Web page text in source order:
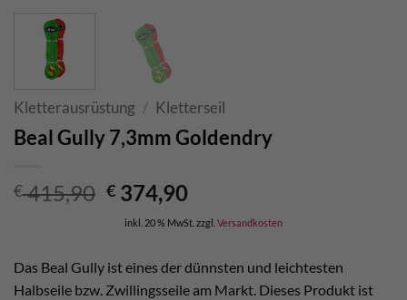
Kletterausrüstung / Kletterseil
Beal Gully 7,3mm Goldendry
€415,90 Ursprünglicher
Preis
war:
€ 415,90
€ 374,90Aktueller
Preis
ist:
€ 374,90.
inkl. 20 % MwSt. zzgl. Versandkosten
Das Beal Gully ist eines der dünnsten und leichtesten
Halbseile bzw. Zwillingsseile am Markt. Dieses Produkt ist